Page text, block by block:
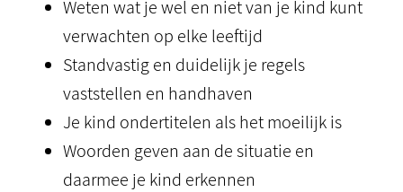
Weten wat je wel en niet van je kind kunt
verwachten op elke leeftijd
Standvastig en duidelijk je regels
vaststellen en handhaven
Je kind ondertitelen als het moeilijk is
Woorden geven aan de situatie en
daarmee je kind erkennen